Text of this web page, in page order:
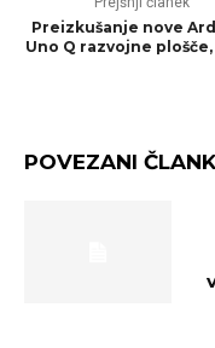
Preizkušanje nove
Uno Q razvojne plošče,
POVEZANI